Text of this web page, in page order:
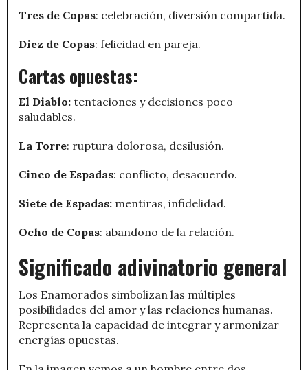
Tres de Copas: celebración, diversión compartida.
Diez de Copas: felicidad en pareja.
Cartas opuestas:
El Diablo: tentaciones y decisiones poco
saludables.
La Torre: ruptura dolorosa, desilusión.
Cinco de Espadas: conflicto, desacuerdo.
Siete de Espadas: mentiras, infidelidad.
Ocho de Copas: abandono de la relación.
Significado adivinatorio general
Los Enamorados simbolizan las múltiples
posibilidades del amor y las relaciones humanas.
Representa la capacidad de integrar y armonizar
energías opuestas.